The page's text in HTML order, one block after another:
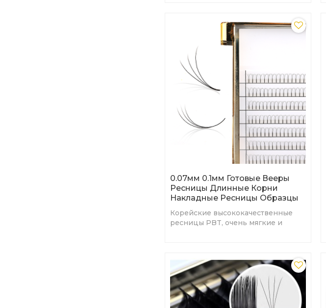
0.07мм 0.1мм Готовые Вееры
Ресницы Длинные Корни
Накладные Ресницы Образцы
Корейские высококачественные
ресницы PBT, очень мягкие и